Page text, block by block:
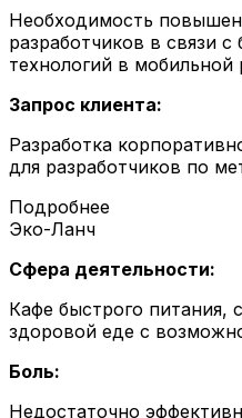
Необходимость
разработчиков в связи
технологий в мобильной
Запрос клиента:
Разработка
для разработчиков по
Подробнее
Эко-Ланч
Сфера деятельности:
Кафе быстрого питания,
здоровой еде с
Боль:
Недостаточно